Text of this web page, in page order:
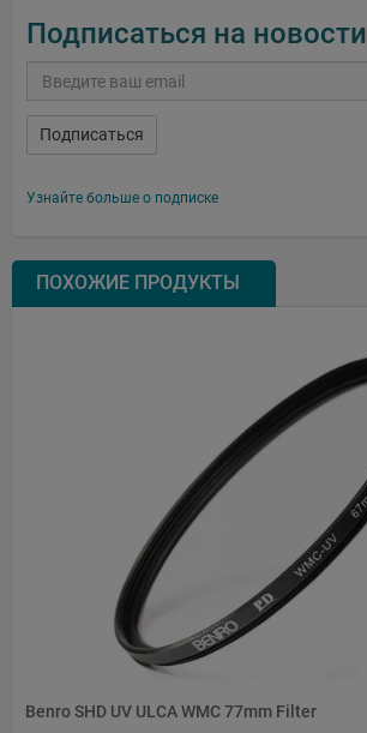
Подписаться на новости
Подписаться
Узнайте больше о подписке
ПОХОЖИЕ ПРОДУКТЫ
Benro SHD UV ULCA WMC 77mm Filter